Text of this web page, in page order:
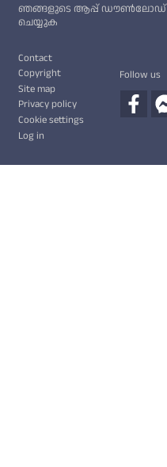
ഞങ്ങളുടെ ആപ്പ് ഡൗൺലോഡ്
ചെയ്യുക
Contact
Copyright
Site map
Privacy policy
Cookie settings
Log in
Follow us